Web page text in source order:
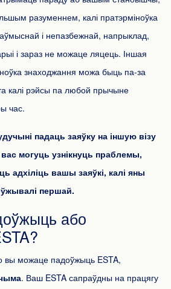
разуменнем, калі пратэрміноўка
і непазбежнай, напрыклад,
і зараз не можаце ляцець. Іншая
знаходжання можа быць па-за
калі рэйсы па любой прычыне
час.
падаць заяўку на іншую візу
могуць узнікнуць праблемы,
адхіліць вашы заяўкі, калі яны
першай.
або
вы можаце падоўжыць ESTA,
. Ваш ESTA сапраўдны на працягу